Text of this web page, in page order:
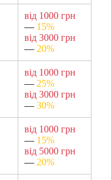
від 1000 грн
— 15%
від 3000 грн
— 20%
від 1000 грн
— 25%
від 3000 грн
— 30%
від 1000 грн
— 15%
від 5000 грн
— 20%